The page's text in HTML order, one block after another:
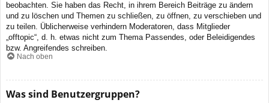
beobachten. Sie haben das Recht, in ihrem Bereich Beiträge zu ändern
und zu löschen und Themen zu schließen, zu öffnen, zu verschieben und
zu teilen. Üblicherweise verhindern Moderatoren, dass Mitglieder
„offtopic“, d. h. etwas nicht zum Thema Passendes, oder Beleidigendes
bzw. Angreifendes schreiben.
Nach oben
Was sind Benutzergruppen?